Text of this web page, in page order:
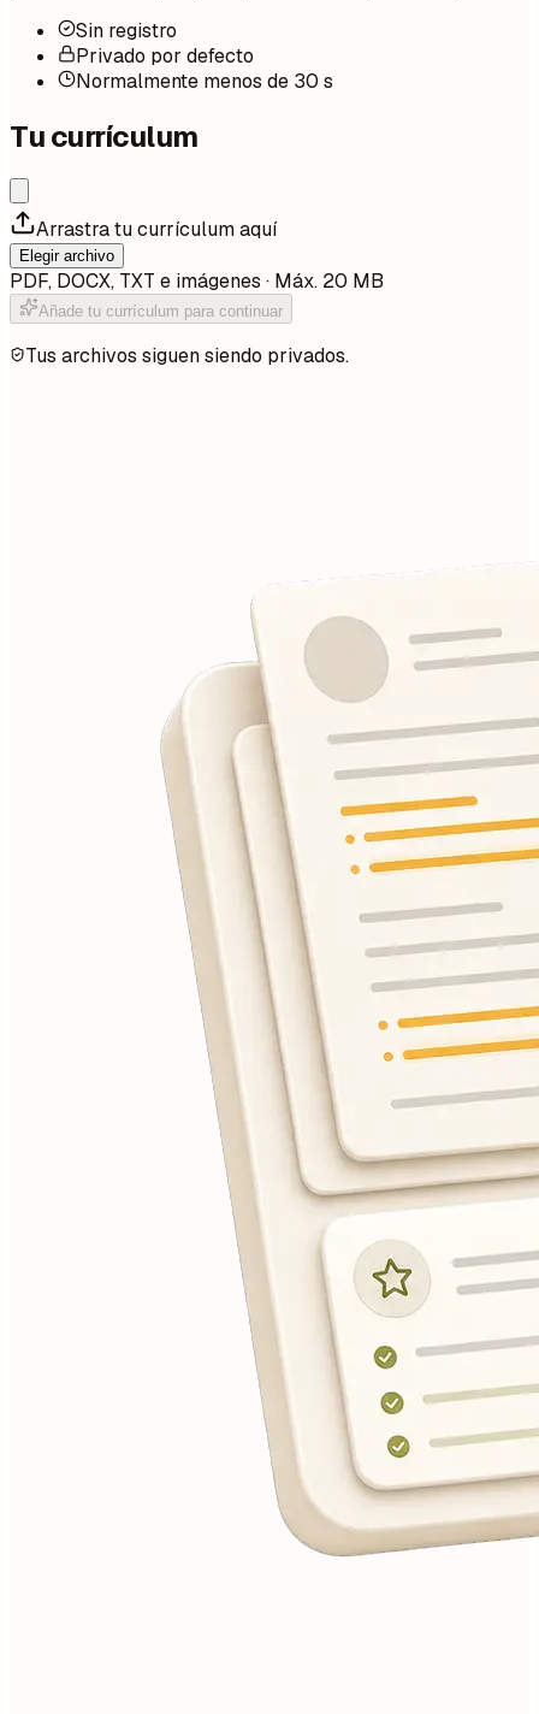
Sin registro
Privado por defecto
Normalmente menos de 30 s
Tu currículum
Arrastra tu currículum aquí
Elegir archivo
PDF, DOCX, TXT e imágenes · Máx. 20 MB
Añade tu currículum para continuar
Tus archivos siguen siendo privados.